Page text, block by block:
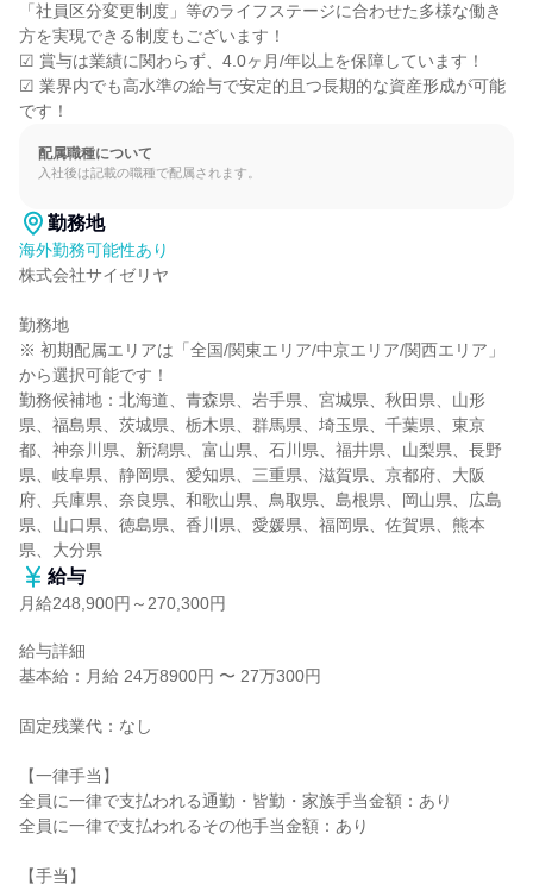
「社員区分変更制度」等のライフステージに合わせた多様な働き
方を実現できる制度もございます！
☑ 賞与は業績に関わらず、4.0ヶ月/年以上を保障しています！
☑ 業界内でも高水準の給与で安定的且つ長期的な資産形成が可能
です！
配属職種について
入社後は記載の職種で配属されます。
勤務地
海外勤務可能性あり
株式会社サイゼリヤ
勤務地
※ 初期配属エリアは「全国/関東エリア/中京エリア/関西エリア」
から選択可能です！
勤務候補地：北海道、青森県、岩手県、宮城県、秋田県、山形
県、福島県、茨城県、栃木県、群馬県、埼玉県、千葉県、東京
都、神奈川県、新潟県、富山県、石川県、福井県、山梨県、長野
県、岐阜県、静岡県、愛知県、三重県、滋賀県、京都府、大阪
府、兵庫県、奈良県、和歌山県、鳥取県、島根県、岡山県、広島
県、山口県、徳島県、香川県、愛媛県、福岡県、佐賀県、熊本
県、大分県
給与
月給248,900円～270,300円
給与詳細
基本給：月給 24万8900円 〜 27万300円
固定残業代：なし
【一律手当】
全員に一律で支払われる通勤・皆勤・家族手当金額：あり
全員に一律で支払われるその他手当金額：あり
【手当】